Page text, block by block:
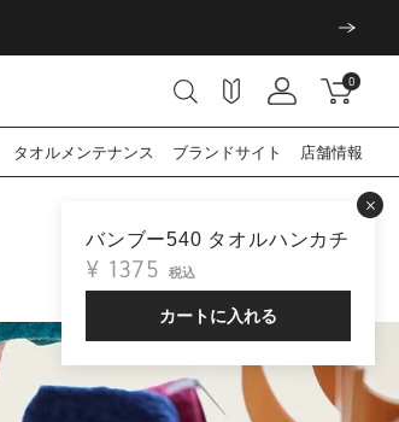
0
タオル メンテナンス ブランドサイト 店舗情報
バンブー540 タオルハンカチ
¥ 1375 税込
カートに入れる